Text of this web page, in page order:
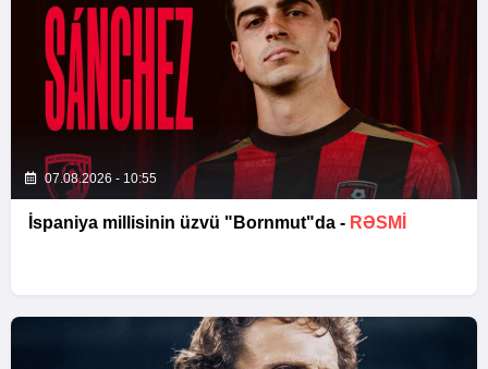
07.08.2026 - 10:55
İspaniya millisinin üzvü "Bornmut"da - RƏSMİ